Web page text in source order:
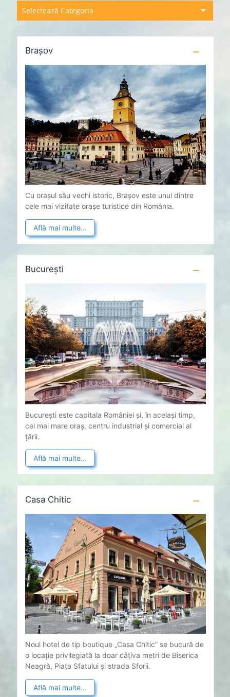
Brașov
Cu orașul său vechi istoric, Brașov este unul dintre
cele mai vizitate orașe turistice din România.
Află mai multe...
București
București este capitala României și, în același timp,
cel mai mare oraș, centru industrial și comercial al
țării.
Află mai multe...
Casa Chitic
Noul hotel de tip boutique „Casa Chitic” se bucură de
o locație privilegiată la doar câțiva metri de Biserica
Neagră, Piața Sfatului și strada Sforii.
Află mai multe...